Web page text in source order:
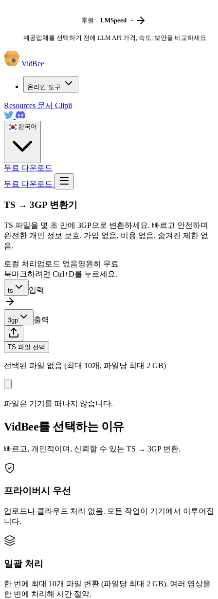
후원: LMSpeed -
제공업체를 선택하기 전에 LLM API 가격, 속도, 보안을 비교하세요
VidBee
온라인 도구
Resources 문서 Clipii
한국어
무료 다운로드
무료 다운로드
TS → 3GP 변환기
TS 파일을 몇 초 만에 3GP으로 변환하세요. 빠르고 안전하며
완전한 개인 정보 보호. 가입 없음, 비용 없음, 숨겨진 제한 없
음.
로컬 처리 업로드 없음영원히 무료
북마크하려면 Ctrl+D를 누르세요.
ts 입력
3gp 출력
TS 파일 선택
선택된 파일 없음 (최대 10개, 파일당 최대 2 GB)
파일은 기기를 떠나지 않습니다.
VidBee를 선택하는 이유
빠르고, 개인적이며, 신뢰할 수 있는 TS → 3GP 변환.
프라이버시 우선
업로드나 클라우드 처리 없음. 모든 작업이 기기에서 이루어집
니다.
일괄 처리
한 번에 최대 10개 파일 변환 (파일당 최대 2 GB). 여러 영상을
한 번에 처리해 시간 절약.